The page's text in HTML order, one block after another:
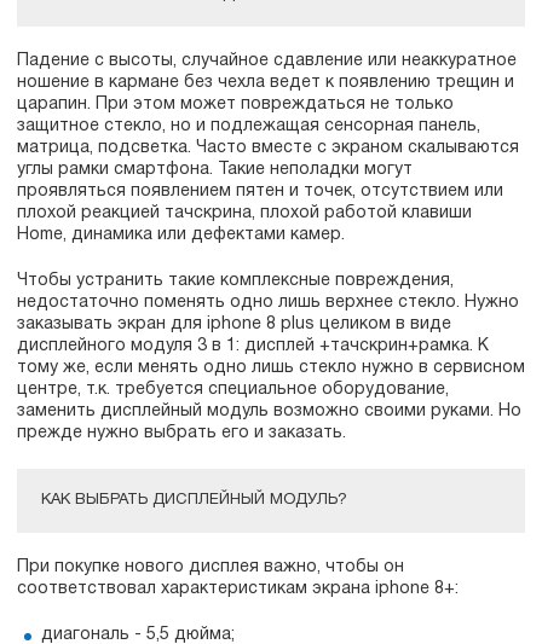
Падение с высоты, случайное сдавление или неаккуратное
ношение в кармане без чехла ведет к появлению трещин и
царапин. При этом может повреждаться не только
защитное стекло, но и подлежащая сенсорная панель,
матрица, подсветка. Часто вместе с экраном скалываются
углы рамки смартфона. Такие неполадки могут
проявляться появлением пятен и точек, отсутствием или
плохой реакцией тачскрина, плохой работой клавиши
Home, динамика или дефектами камер.
Чтобы устранить такие комплексные повреждения,
недостаточно поменять одно лишь верхнее стекло. Нужно
заказывать экран для iphone 8 plus целиком в виде
дисплейного модуля 3 в 1: дисплей +тачскрин+рамка. К
тому же, если менять одно лишь стекло нужно в сервисном
центре, т.к. требуется специальное оборудование,
заменить дисплейный модуль возможно своими руками. Но
прежде нужно выбрать его и заказать.
КАК ВЫБРАТЬ ДИСПЛЕЙНЫЙ МОДУЛЬ?
При покупке нового дисплея важно, чтобы он
соответствовал характеристикам экрана iphone 8+:
диагональ - 5,5 дюйма;